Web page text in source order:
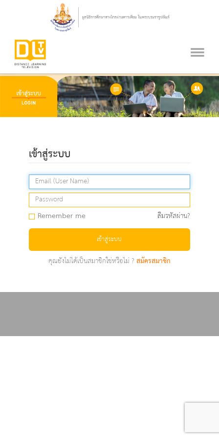
เข้าสู่ระบบ
Remember me ลืมรหัสผ่าน?
เข้าสู่ระบบ
คุณยังไม่ได้เป็นสมาชิกใช่หรือไม่ ?สมัครสมาชิก